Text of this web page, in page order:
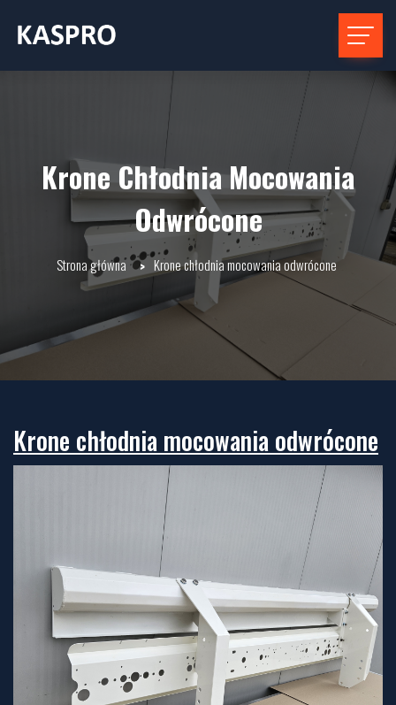
Krone Chłodnia Mocowania
Odwrócone
Strona główna Krone chłodnia mocowania odwrócone
Krone chłodnia mocowania odwrócone